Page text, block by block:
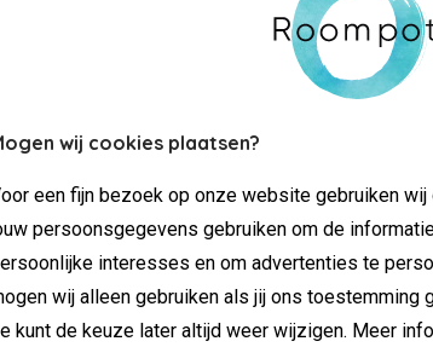
wij cookies plaatsen?
een fijn bezoek op onze website gebruiken
persoonsgegevens gebruiken om de
interesses en om advertenties te
wij alleen gebruiken als jij ons toestemming
kunt de keuze later altijd weer wijzigen. Meer
je 10% korting op de huurprijs bij aankomst.
Woon-/eetkamer
Zithoek